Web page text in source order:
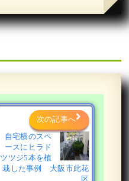
次の記事へ
自宅横のスペ
ースにヒラド
ツツジ5本を植
栽した事例 大阪市此花
区